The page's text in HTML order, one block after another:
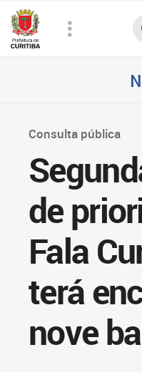
Consulta pública
de
Fala
terá
nove